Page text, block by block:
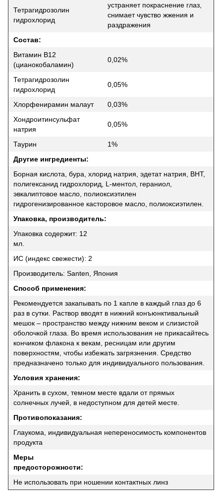
Тетрагидрозолин
гидрохлорид
устраняет покраснение глаз,
снимает чувство жжения и
раздражения
Состав:
Витамин B12
(цианокобаламин)
0,02%
Тетрагидрозолин
гидрохлорид
0,05%
Хлорфенирамин малаут
0,03%
Хондроитинсульфат
натрия
0,05%
Таурин
1%
Другие ингредиенты:
Борная кислота, бура, хлорид натрия, эдетат натрия, BHT,
полигексанид гидрохлорид, L-ментол, гераниол,
эвкалиптовое масло, полиоксиэтилен
гидрогенизированное касторовое масло, полиоксиэтилен.
Упаковка, производитель:
Упаковка содержит: 12
мл.
ИС (индекс свежести): 2
Производитель: Santen, Япония
Способ применения:
Рекомендуется закапывать по 1 капле в каждый глаз до 6
раз в сутки. Раствор вводят в нижний конъюнктивальный
мешок – пространство между нижним веком и слизистой
оболочкой глаза. Во время использования не прикасайтесь
кончиком флакона к векам, ресницам или другим
поверхностям, чтобы избежать загрязнения. Средство
предназначено только для индивидуального пользования.
Условия хранения:
Хранить в сухом, темном месте вдали от прямых
солнечных лучей, в недоступном для детей месте.
Противопоказания:
Глаукома, индивидуальная непереносимость компонентов
продукта
Меры
предосторожности:
Не использовать при ношении контактных линз